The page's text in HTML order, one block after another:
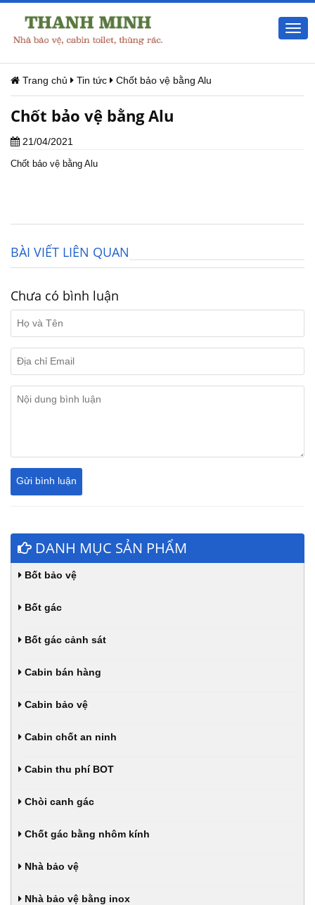
Trang chủ Tin tức Chốt bảo vệ bằng Alu
Chốt bảo vệ bằng Alu
21/04/2021
Chốt bảo vệ bằng Alu
BÀI VIẾT LIÊN QUAN
Chưa có bình luận
DANH MỤC SẢN PHẨM
Bốt bảo vệ
Bốt gác
Bốt gác cảnh sát
Cabin bán hàng
Cabin bảo vệ
Cabin chốt an ninh
Cabin thu phí BOT
Chòi canh gác
Chốt gác bằng nhôm kính
Nhà bảo vệ
Nhà bảo vệ bằng inox